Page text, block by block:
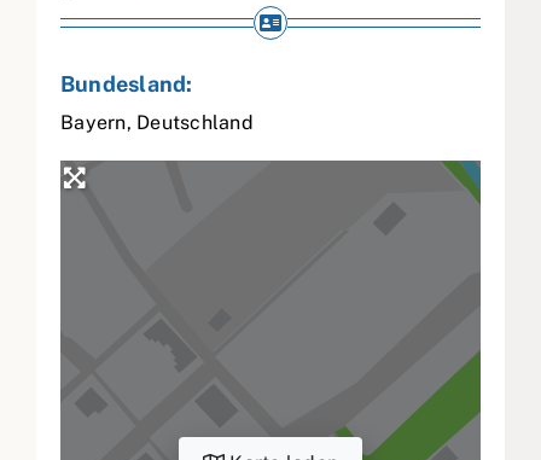
Bundesland:
Bayern, Deutschland